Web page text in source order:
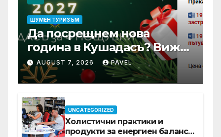
ШУМЕН ТУРИЗЪМ
Да посрещнем нова
година в Кушадасъ? Вижте
защо си заслужава …
AUGUST 7, 2026 PAVEL
UNCATEGORIZED
Холистични практики и
продукти за енергиен баланс в